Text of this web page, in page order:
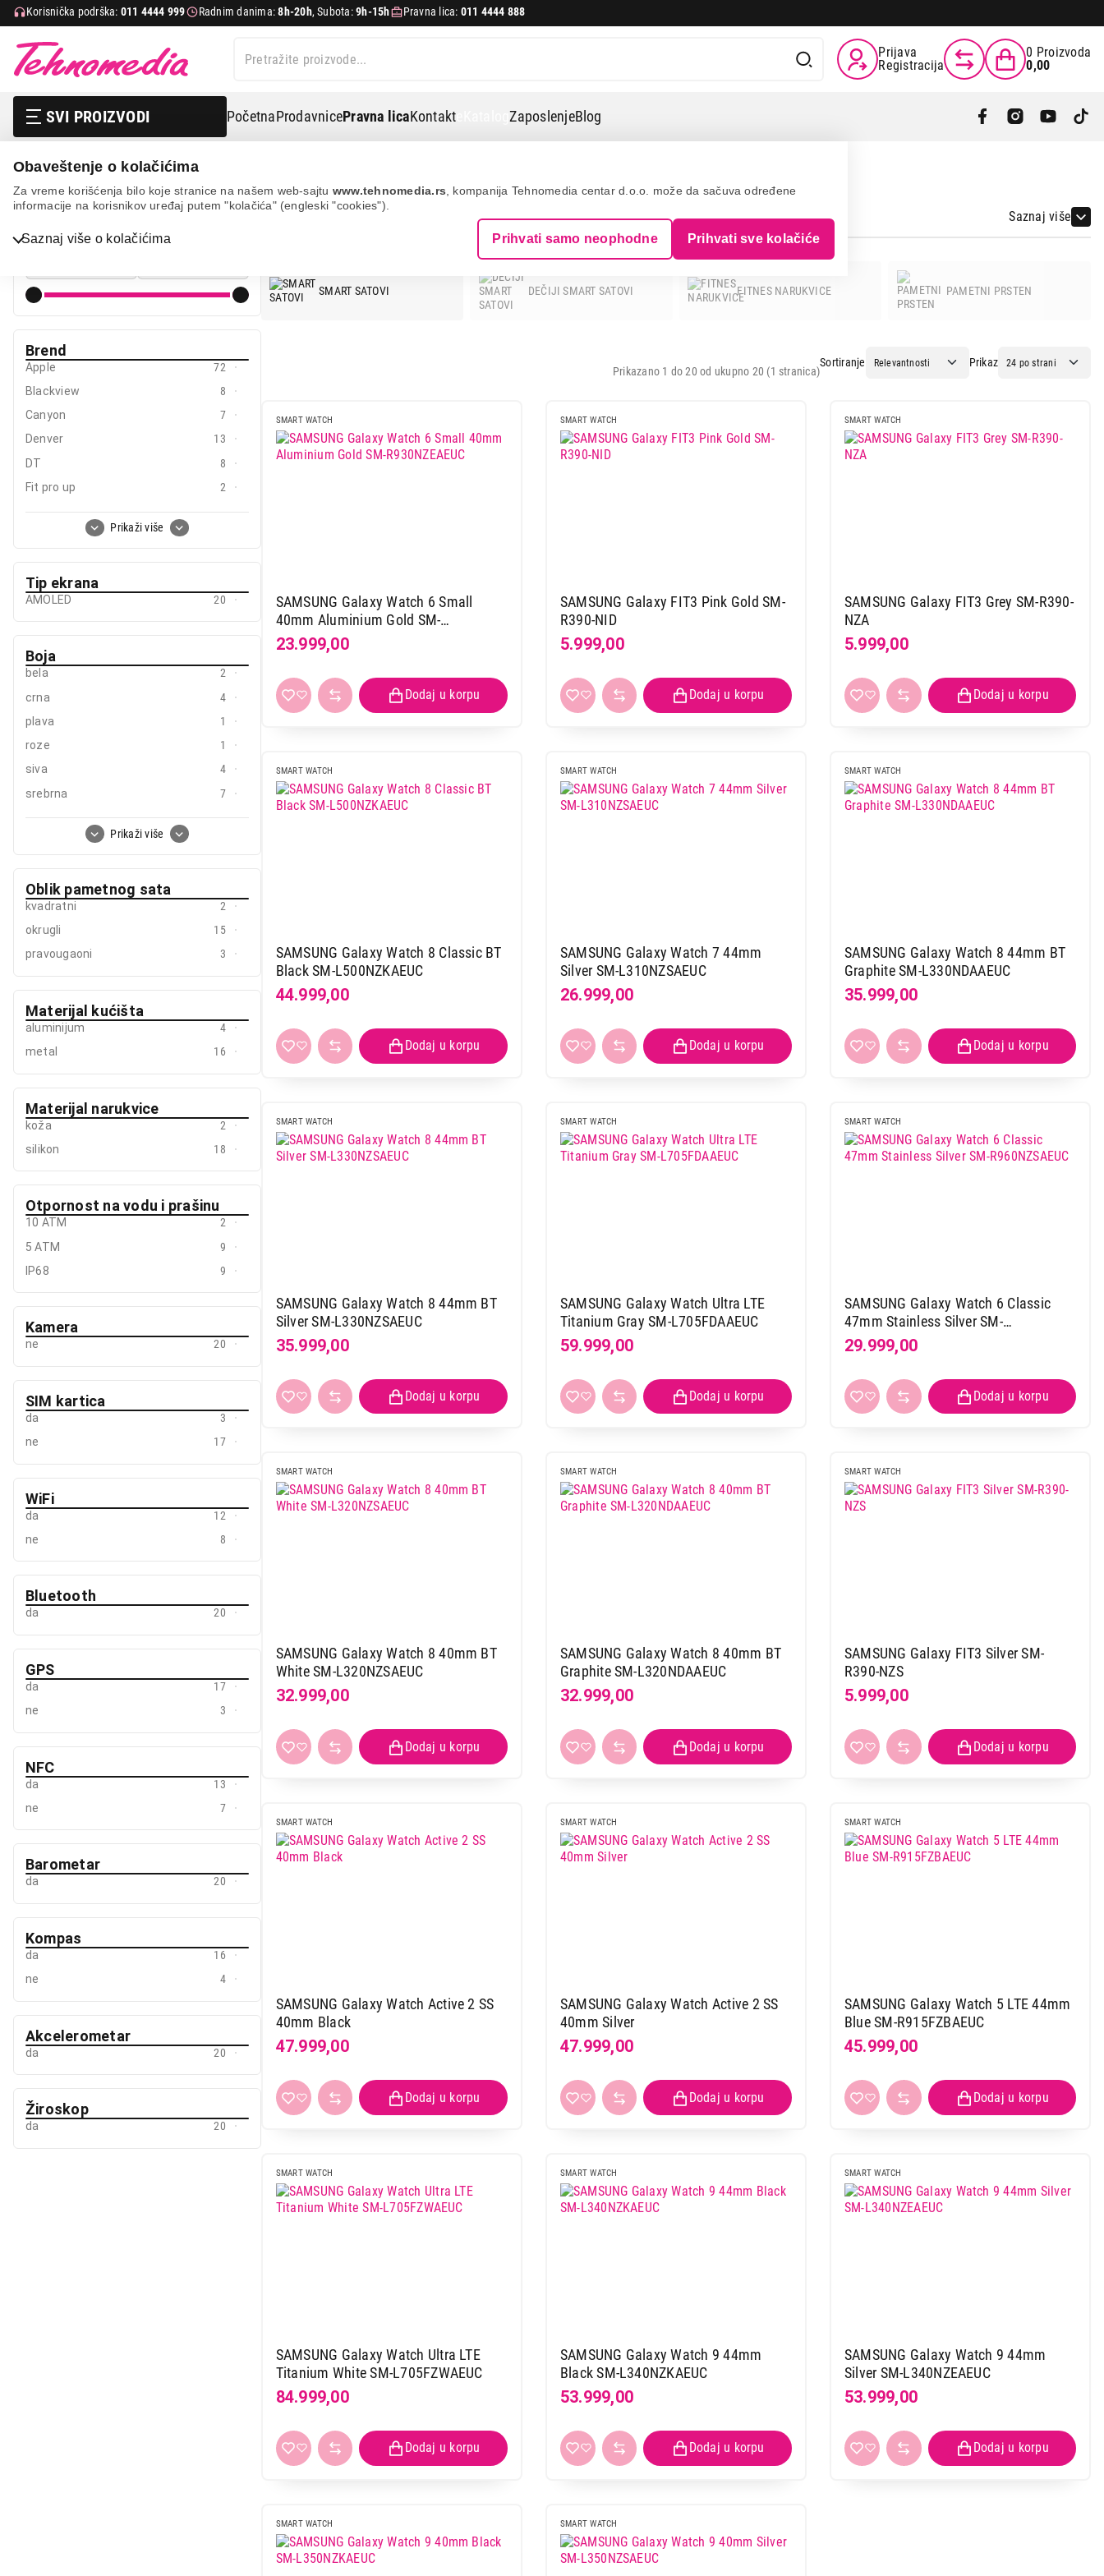
Obaveštenje o kolačićima
Za vreme korišćenja bilo koje stranice na našem web-sajtu www.tehnomedia.rs , kompanija Tehnomedia centar d.o.o. može da sačuva određene
informacije na korisnikov uređaj putem "kolačića" (engleski "cookies").
Saznaj više o kolačićima Prihvati samo neophodne Prihvati sve kolačiće
Korisnička podrška: 011 4444 999 Radnim danima:8h-20h, Subota:9h-15h Pravna lica: 011 4444 888
Prijava
Registracija
0 Proizvoda
0,00
SVI PROIZVODI PočetnaProdavnicePravna licaKontakt eKatalogZaposlenjeBlog
Bela tehnika
IT & Gaming
Mali kućni aparati
Mali kuhinjski aparati
Grejanje i hlađenje
Sve za kuću i baštu
Vesa
Mobilni telefoni i tableti
Cena od Cena do
Brend
Prikaži više
Apple
72
Blackview
8
Canyon
7
Denver
13
DT
8
Fit pro up
2
Garmin
7
Havit
2
Hifuture
Honor
6
Ksix
Mador
4
Meanit
1
Mibro
11
Motorola
2
Moye
12
Noise
2
Ultrahuman
48
Vesa
3
ZTE
1
Tip ekrana
AMOLED 20
Boja
Prikaži više
bela
2
crna
4
plava
1
roze
1
siva
4
srebrna
7
zlatna
1
Oblik pametnog sata
kvadratni
2
okrugli
15
pravougaoni
3
Materijal kućišta
aluminijum
4
metal
16
Materijal narukvice
koža
2
silikon
18
Otpornost na vodu i prašinu
10 ATM
2
5 ATM
9
IP68
9
Kamera
ne 20
SIM kartica
da
3
ne
17
WiFi
da
12
ne
8
Bluetooth
da 20
GPS
da
17
ne
3
NFC
da
13
ne
7
Barometar
da 20
Kompas
da
16
ne
4
Akcelerometar
da 20
Žiroskop
da 20
PAMETNI SATOVI I FITNES NARUKVICE - SAMSUNG Saznaj više
SMART SATOVI DEČIJI SMART SATOVI FITNES NARUKVICE PAMETNI PRSTEN
Sortiranje Prikaz
Prikazano 1 do 20 od ukupno 20 (1 stranica)
SMART WATCH
SAMSUNG Galaxy Watch 6 Small
40mm Aluminium Gold SM-
R930NZEAEUC
23.999,00
SMART WATCH
SAMSUNG Galaxy FIT3 Pink Gold SM-
R390-NID
5.999,00
SMART WATCH
SAMSUNG Galaxy FIT3 Grey SM-R390-
NZA
5.999,00
SMART WATCH
SAMSUNG Galaxy Watch 8 Classic BT
Black SM-L500NZKAEUC
44.999,00
SMART WATCH
SAMSUNG Galaxy Watch 7 44mm
Silver SM-L310NZSAEUC
26.999,00
SMART WATCH
SAMSUNG Galaxy Watch 8 44mm BT
Graphite SM-L330NDAAEUC
35.999,00
SMART WATCH
SAMSUNG Galaxy Watch 8 44mm BT
Silver SM-L330NZSAEUC
35.999,00
SMART WATCH
SAMSUNG Galaxy Watch Ultra LTE
Titanium Gray SM-L705FDAAEUC
59.999,00
SMART WATCH
SAMSUNG Galaxy Watch 6 Classic
47mm Stainless Silver SM-
R960NZSAEUC
29.999,00
SMART WATCH
SAMSUNG Galaxy Watch 8 40mm BT
White SM-L320NZSAEUC
32.999,00
SMART WATCH
SAMSUNG Galaxy Watch 8 40mm BT
Graphite SM-L320NDAAEUC
32.999,00
SMART WATCH
SAMSUNG Galaxy FIT3 Silver SM-
R390-NZS
5.999,00
SMART WATCH
SAMSUNG Galaxy Watch Active 2 SS
40mm Black
47.999,00
SMART WATCH
SAMSUNG Galaxy Watch Active 2 SS
40mm Silver
47.999,00
SMART WATCH
SAMSUNG Galaxy Watch 5 LTE 44mm
Blue SM-R915FZBAEUC
45.999,00
SMART WATCH
SAMSUNG Galaxy Watch Ultra LTE
Titanium White SM-L705FZWAEUC
84.999,00
SMART WATCH
SAMSUNG Galaxy Watch 9 44mm
Black SM-L340NZKAEUC
53.999,00
SMART WATCH
SAMSUNG Galaxy Watch 9 44mm
Silver SM-L340NZEAEUC
53.999,00
SMART WATCH SMART WATCH
SAMSUNG Galaxy Watch 6 Small 40mm
Aluminium Gold SM-R930NZEAEUC
Ukupno u korpi: